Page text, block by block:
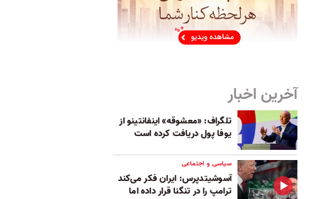
آخرین اخبار
تلگراف: «معشوقه» اینفانتینو از
یوفا پول دریافت کرده است
سیاسی و اجتماعی
آسوشیتدپرس: ایران فکر می‌کند
ترامپ را در تنگنا قرار داده‌ اما